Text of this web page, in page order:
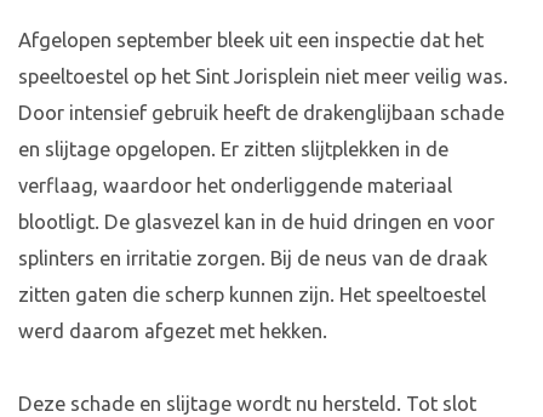
Afgelopen september bleek uit een inspectie dat het
speeltoestel op het Sint Jorisplein niet meer veilig was.
Door intensief gebruik heeft de drakenglijbaan schade
en slijtage opgelopen. Er zitten slijtplekken in de
verflaag, waardoor het onderliggende materiaal
blootligt. De glasvezel kan in de huid dringen en voor
splinters en irritatie zorgen. Bij de neus van de draak
zitten gaten die scherp kunnen zijn. Het speeltoestel
werd daarom afgezet met hekken.
Deze schade en slijtage wordt nu hersteld. Tot slot